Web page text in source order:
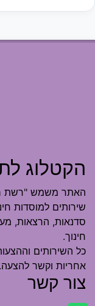
הקטלוג
האתר משמש "רשת
שירותים למוסדות
סדנאות, הרצאות,
חינוך.
כל השירותים
אחריות וקשר להצעה.
צור קשר